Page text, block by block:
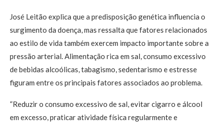
José Leitão explica que a predisposição genética influencia o
surgimento da doença, mas ressalta que fatores relacionados
ao estilo de vida também exercem impacto importante sobre a
pressão arterial. Alimentação rica em sal, consumo excessivo
de bebidas alcoólicas, tabagismo, sedentarismo e estresse
figuram entre os principais fatores associados ao problema.
“Reduzir o consumo excessivo de sal, evitar cigarro e álcool
em excesso, praticar atividade física regularmente e